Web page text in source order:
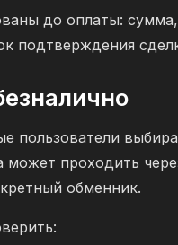
до оплаты:
подтверждения
пользователи
может проходить
обменник.